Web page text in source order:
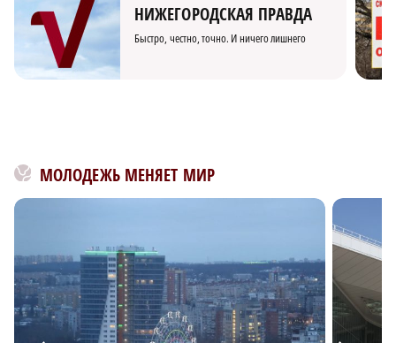
НИЖЕГОРОДСКАЯ ПРАВДА
Быстро, честно, точно. И ничего лишнего
МОЛОДЕЖЬ МЕНЯЕТ МИР